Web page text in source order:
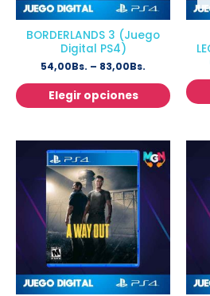
BORDERLANDS 3 (Juego
Digital PS4)
54,00Bs. – 83,00Bs.
Elegir opciones